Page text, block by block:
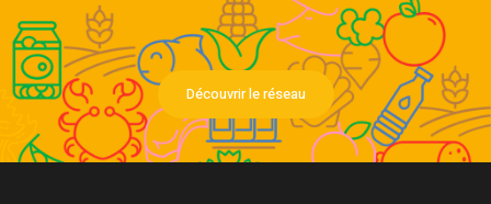
Découvrir le réseau